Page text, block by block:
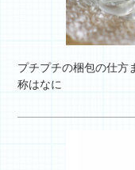
プチプチの梱包の仕方
称はなに